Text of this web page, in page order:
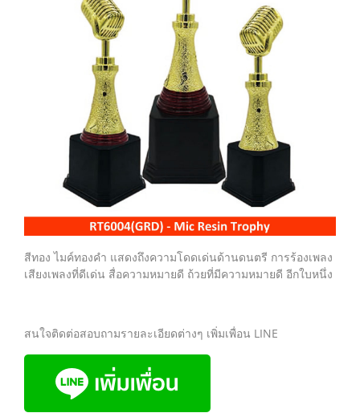
สีทอง ไมค์ทองคำ แสดงถึงความโดดเด่นด้านดนตรี การร้องเพลง
เสียงเพลงที่ดีเด่น สื่อความหมายดี ถ้วยที่มีความหมายดี อีกใบหนึ่ง
สนใจติดต่อสอบถามรายละเอียดต่างๆ เพิ่มเพื่อน LINE